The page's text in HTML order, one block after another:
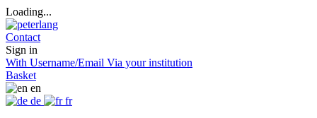
Loading...
Contact
Sign in
With Username/Email Via your institution
Basket
en
de
fr